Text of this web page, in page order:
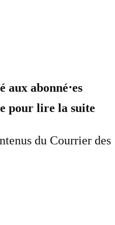
aux abonné⋅es
pour lire la suite
du Courrier des